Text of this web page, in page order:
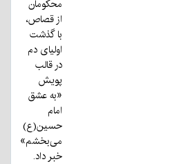
محکومان
از قصاص،
با گذشت
اولیای دم
در قالب
پویش
«به عشق
امام
حسین(ع)
می‌بخشم»
خبر داد.